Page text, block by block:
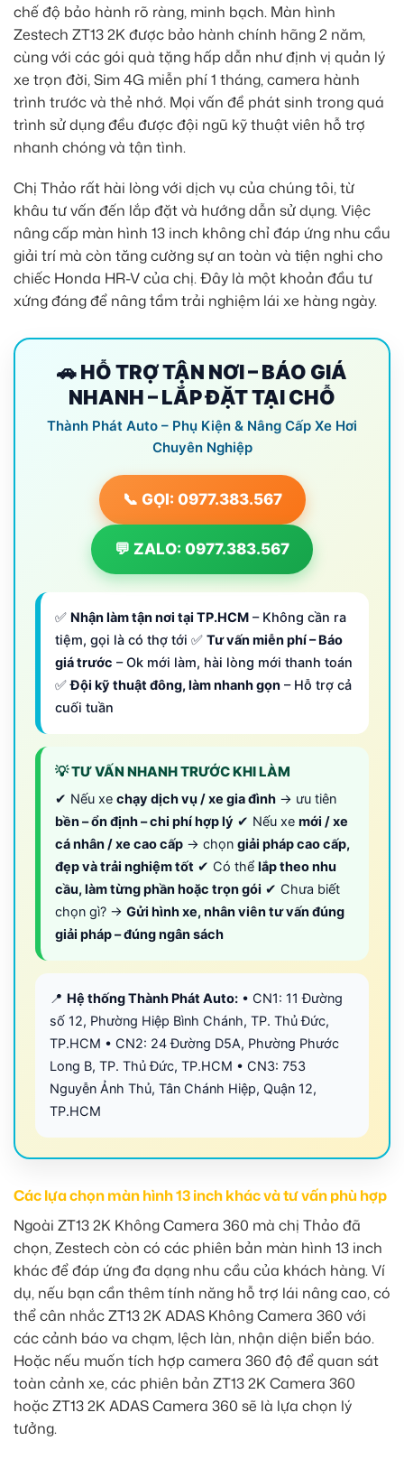
chế độ bảo hành rõ ràng, minh bạch. Màn hình
Zestech ZT13 2K được bảo hành chính hãng 2 năm,
cùng với các gói quà tặng hấp dẫn như định vị quản lý
xe trọn đời, Sim 4G miễn phí 1 tháng, camera hành
trình trước và thẻ nhớ. Mọi vấn đề phát sinh trong quá
trình sử dụng đều được đội ngũ kỹ thuật viên hỗ trợ
nhanh chóng và tận tình.
Chị Thảo rất hài lòng với dịch vụ của chúng tôi, từ
khâu tư vấn đến lắp đặt và hướng dẫn sử dụng. Việc
nâng cấp màn hình 13 inch không chỉ đáp ứng nhu cầu
giải trí mà còn tăng cường sự an toàn và tiện nghi cho
chiếc Honda HR-V của chị. Đây là một khoản đầu tư
xứng đáng để nâng tầm trải nghiệm lái xe hàng ngày.
🚗 HỖ TRỢ TẬN NƠI – BÁO GIÁ
NHANH – LẮP ĐẶT TẠI CHỖ
Thành Phát Auto – Phụ Kiện & Nâng Cấp Xe Hơi
Chuyên Nghiệp
📞 GỌI: 0977.383.567
💬 ZALO: 0977.383.567
✅ Nhận làm tận nơi tại TP.HCM – Không cần ra
tiệm, gọi là có thợ tới ✅ Tư vấn miễn phí – Báo
giá trước – Ok mới làm, hài lòng mới thanh toán
✅Đội kỹ thuật đông, làm nhanh gọn – Hỗ trợ cả
cuối tuần
💡 TƯ VẤN NHANH TRƯỚC KHI LÀM
✔ Nếu xe chạy dịch vụ / xe gia đình → ưu tiên
bền – ổn định – chi phí hợp lý ✔ Nếu xe mới / xe
cá nhân / xe cao cấp → chọn giải pháp cao cấp,
đẹp và trải nghiệm tốt ✔ Có thể lắp theo nhu
cầu, làm từng phần hoặc trọn gói ✔ Chưa biết
chọn gì? → Gửi hình xe, nhân viên tư vấn đúng
giải pháp – đúng ngân sách
📍 Hệ thống Thành Phát Auto: • CN1: 11 Đường
số 12, Phường Hiệp Bình Chánh, TP. Thủ Đức,
TP.HCM • CN2: 24 Đường D5A, Phường Phước
Long B, TP. Thủ Đức, TP.HCM • CN3: 753
Nguyễn Ảnh Thủ, Tân Chánh Hiệp, Quận 12,
TP.HCM
Các lựa chọn màn hình 13 inch khác và tư vấn phù hợp
Ngoài ZT13 2K Không Camera 360 mà chị Thảo đã
chọn, Zestech còn có các phiên bản màn hình 13 inch
khác để đáp ứng đa dạng nhu cầu của khách hàng. Ví
dụ, nếu bạn cần thêm tính năng hỗ trợ lái nâng cao, có
thể cân nhắc ZT13 2K ADAS Không Camera 360 với
các cảnh báo va chạm, lệch làn, nhận diện biển báo.
Hoặc nếu muốn tích hợp camera 360 độ để quan sát
toàn cảnh xe, các phiên bản ZT13 2K Camera 360
hoặc ZT13 2K ADAS Camera 360 sẽ là lựa chọn lý
tưởng.